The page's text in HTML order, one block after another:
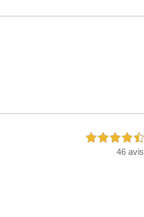
4,5 étoiles sur 5
46 avis